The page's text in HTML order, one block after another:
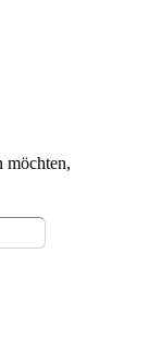
möchten,